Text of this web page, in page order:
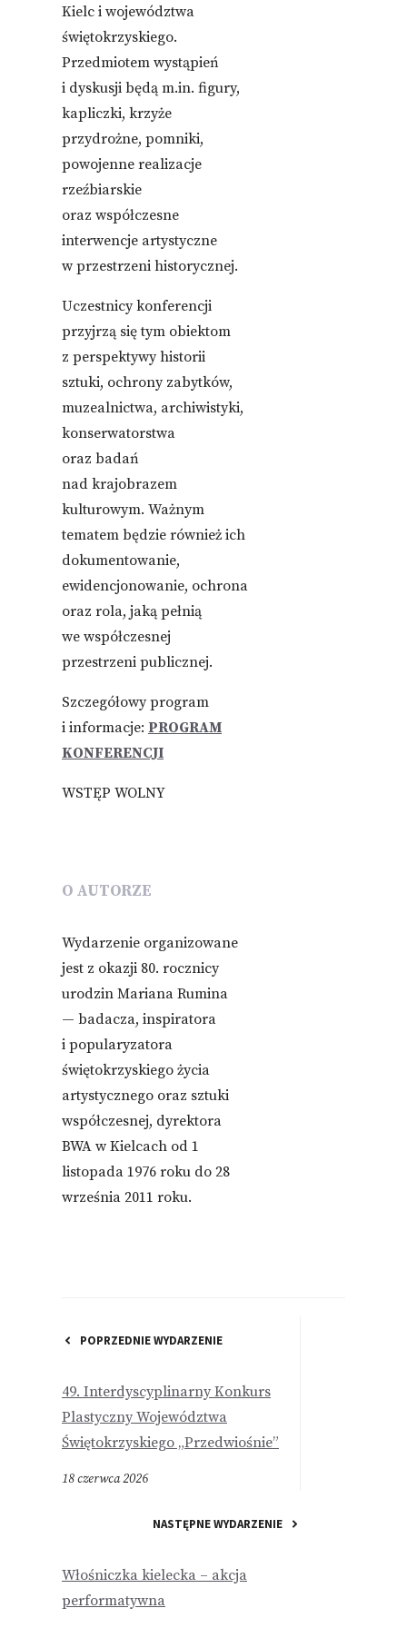
Kielc i województwa
świętokrzyskiego.
Przedmiotem wystąpień
i dyskusji będą m.in. figury,
kapliczki, krzyże
przydrożne, pomniki,
powojenne realizacje
rzeźbiarskie
oraz współczesne
interwencje artystyczne
w przestrzeni historycznej.
Uczestnicy konferencji
przyjrzą się tym obiektom
z perspektywy historii
sztuki, ochrony zabytków,
muzealnictwa, archiwistyki,
konserwatorstwa
oraz badań
nad krajobrazem
kulturowym. Ważnym
tematem będzie również ich
dokumentowanie,
ewidencjonowanie, ochrona
oraz rola, jaką pełnią
we współczesnej
przestrzeni publicznej.
Szczegółowy program
i informacje: PROGRAM
KONFERENCJI
WSTĘP WOLNY
O AUTORZE
Wydarzenie organizowane
jest z okazji 80. rocznicy
urodzin Mariana Rumina
— badacza, inspiratora
i popularyzatora
świętokrzyskiego życia
artystycznego oraz sztuki
współczesnej, dyrektora
BWA w Kielcach od 1
listopada 1976 roku do 28
września 2011 roku.
POPRZEDNIE WYDARZENIE
49. Interdyscyplinarny Konkurs
Plastyczny Województwa
Świętokrzyskiego „Przedwiośnie”
18 czerwca 2026
NASTĘPNE WYDARZENIE
Włośniczka kielecka – akcja
performatywna